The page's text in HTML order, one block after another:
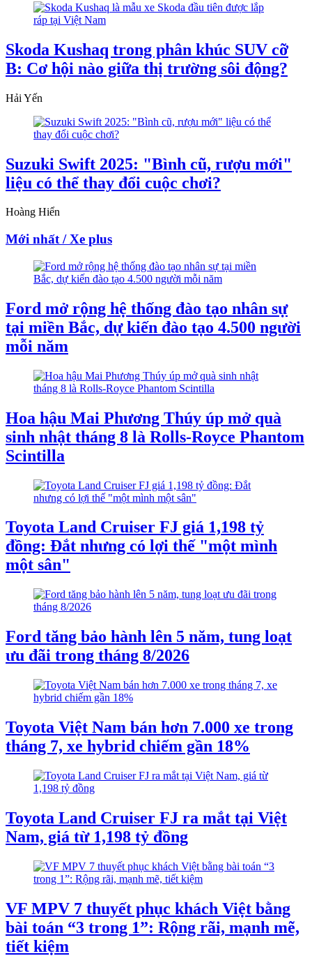
Skoda Kushaq trong phân khúc SUV cỡ
B: Cơ hội nào giữa thị trường sôi động?
Hải Yến
Suzuki Swift 2025: "Bình cũ, rượu mới"
liệu có thể thay đổi cuộc chơi?
Hoàng Hiển
Mới nhất / Xe plus
Ford mở rộng hệ thống đào tạo nhân sự
tại miền Bắc, dự kiến đào tạo 4.500 người
mỗi năm
Hoa hậu Mai Phương Thúy úp mở quà
sinh nhật tháng 8 là Rolls-Royce Phantom
Scintilla
Toyota Land Cruiser FJ giá 1,198 tỷ
đồng: Đắt nhưng có lợi thế "một mình
một sân"
Ford tăng bảo hành lên 5 năm, tung loạt
ưu đãi trong tháng 8/2026
Toyota Việt Nam bán hơn 7.000 xe trong
tháng 7, xe hybrid chiếm gần 18%
Toyota Land Cruiser FJ ra mắt tại Việt
Nam, giá từ 1,198 tỷ đồng
VF MPV 7 thuyết phục khách Việt bằng
bài toán “3 trong 1”: Rộng rãi, mạnh mẽ,
tiết kiệm